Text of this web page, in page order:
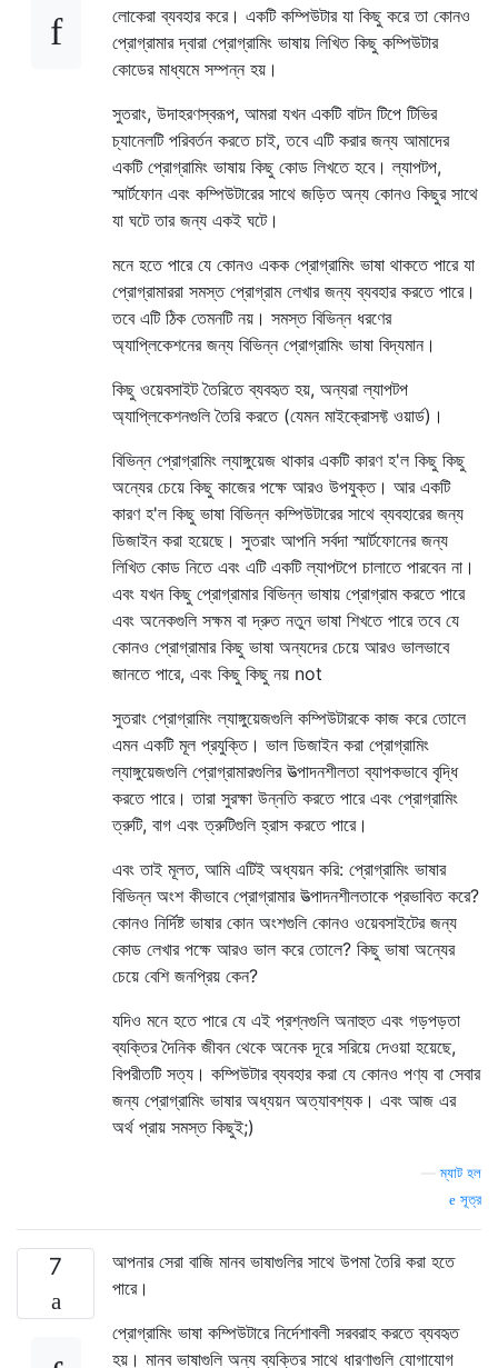
লোকেরা ব্যবহার করে। একটি কম্পিউটার যা কিছু করে তা কোনও
প্রোগ্রামার দ্বারা প্রোগ্রামিং ভাষায় লিখিত কিছু কম্পিউটার
কোডের মাধ্যমে সম্পন্ন হয়।
সুতরাং, উদাহরণস্বরূপ, আমরা যখন একটি বাটন টিপে টিভির
চ্যানেলটি পরিবর্তন করতে চাই, তবে এটি করার জন্য আমাদের
একটি প্রোগ্রামিং ভাষায় কিছু কোড লিখতে হবে। ল্যাপটপ,
স্মার্টফোন এবং কম্পিউটারের সাথে জড়িত অন্য কোনও কিছুর সাথে
যা ঘটে তার জন্য একই ঘটে।
মনে হতে পারে যে কোনও একক প্রোগ্রামিং ভাষা থাকতে পারে যা
প্রোগ্রামাররা সমস্ত প্রোগ্রাম লেখার জন্য ব্যবহার করতে পারে।
তবে এটি ঠিক তেমনটি নয়। সমস্ত বিভিন্ন ধরণের
অ্যাপ্লিকেশনের জন্য বিভিন্ন প্রোগ্রামিং ভাষা বিদ্যমান।
কিছু ওয়েবসাইট তৈরিতে ব্যবহৃত হয়, অন্যরা ল্যাপটপ
অ্যাপ্লিকেশনগুলি তৈরি করতে (যেমন মাইক্রোসফ্ট ওয়ার্ড)।
বিভিন্ন প্রোগ্রামিং ল্যাঙ্গুয়েজ থাকার একটি কারণ হ'ল কিছু কিছু
অন্যের চেয়ে কিছু কাজের পক্ষে আরও উপযুক্ত। আর একটি
কারণ হ'ল কিছু ভাষা বিভিন্ন কম্পিউটারের সাথে ব্যবহারের জন্য
ডিজাইন করা হয়েছে। সুতরাং আপনি সর্বদা স্মার্টফোনের জন্য
লিখিত কোড নিতে এবং এটি একটি ল্যাপটপে চালাতে পারবেন না।
এবং যখন কিছু প্রোগ্রামার বিভিন্ন ভাষায় প্রোগ্রাম করতে পারে
এবং অনেকগুলি সক্ষম বা দ্রুত নতুন ভাষা শিখতে পারে তবে যে
কোনও প্রোগ্রামার কিছু ভাষা অন্যদের চেয়ে আরও ভালভাবে
জানতে পারে, এবং কিছু কিছু নয় not
সুতরাং প্রোগ্রামিং ল্যাঙ্গুয়েজগুলি কম্পিউটারকে কাজ করে তোলে
এমন একটি মূল প্রযুক্তি। ভাল ডিজাইন করা প্রোগ্রামিং
ল্যাঙ্গুয়েজগুলি প্রোগ্রামারগুলির উত্পাদনশীলতা ব্যাপকভাবে বৃদ্ধি
করতে পারে। তারা সুরক্ষা উন্নতি করতে পারে এবং প্রোগ্রামিং
ত্রুটি, বাগ এবং ত্রুটিগুলি হ্রাস করতে পারে।
এবং তাই মূলত, আমি এটিই অধ্যয়ন করি: প্রোগ্রামিং ভাষার
বিভিন্ন অংশ কীভাবে প্রোগ্রামার উত্পাদনশীলতাকে প্রভাবিত করে?
কোনও নির্দিষ্ট ভাষার কোন অংশগুলি কোনও ওয়েবসাইটের জন্য
কোড লেখার পক্ষে আরও ভাল করে তোলে? কিছু ভাষা অন্যের
চেয়ে বেশি জনপ্রিয় কেন?
যদিও মনে হতে পারে যে এই প্রশ্নগুলি অনাহুত এবং গড়পড়তা
ব্যক্তির দৈনিক জীবন থেকে অনেক দূরে সরিয়ে দেওয়া হয়েছে,
বিপরীতটি সত্য। কম্পিউটার ব্যবহার করা যে কোনও পণ্য বা সেবার
জন্য প্রোগ্রামিং ভাষার অধ্যয়ন অত্যাবশ্যক। এবং আজ এর
অর্থ প্রায় সমস্ত কিছুই;)
—ম্যাট হল
সূত্র
7
আপনার সেরা বাজি মানব ভাষাগুলির সাথে উপমা তৈরি করা হতে
পারে।
প্রোগ্রামিং ভাষা কম্পিউটারে নির্দেশাবলী সরবরাহ করতে ব্যবহৃত
হয়। মানব ভাষাগুলি অন্য ব্যক্তির সাথে ধারণাগুলি যোগাযোগ